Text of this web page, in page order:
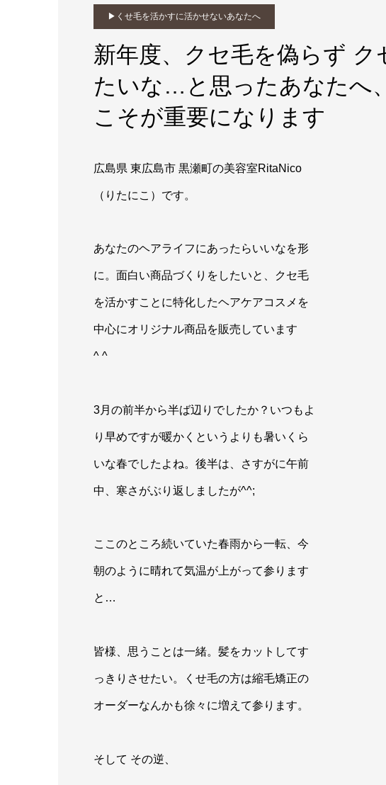
▶︎くせ毛を活かすに活かせないあなたへ
新年度、クセ毛を偽らず ク
たいな…と思ったあなたへ
こそが重要になります
広島県 東広島市 黒瀬町の美容室RitaNico
（りたにこ）です。
あなたのヘアライフにあったらいいなを形
に。面白い商品づくりをしたいと、クセ毛
を活かすことに特化したヘアケアコスメを
中心にオリジナル商品を販売しています
^ ^
3月の前半から半ば辺りでしたか？いつもよ
り早めですが暖かくというよりも暑いくら
いな春でしたよね。後半は、さすがに午前
中、寒さがぶり返しましたが^^;
ここのところ続いていた春雨から一転、今
朝のように晴れて気温が上がって参ります
と…
皆様、思うことは一緒。髪をカットしてす
っきりさせたい。くせ毛の方は縮毛矯正の
オーダーなんかも徐々に増えて参ります。
そして その逆、